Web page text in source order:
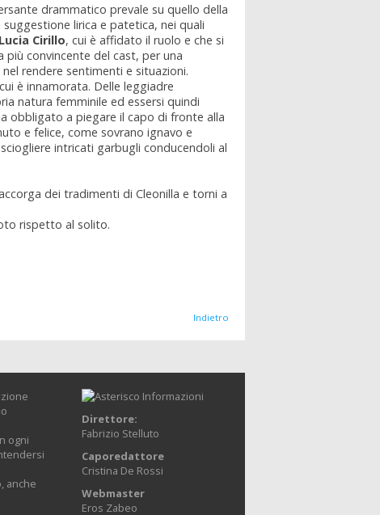
drammatico prevale su quello della
lirica e patetica, nei quali
Lucia Cirillo, cui è affidato il ruolo e che si
più convincente del cast, per una
rendere sentimenti e situazioni.
è innamorata. Delle leggiadre
natura femminile ed essersi quindi
obbligato a piegare il capo di fronte alla
e felice, come sovrano ignavo e
intricati garbugli conducendoli al
dei tradimenti di Cleonilla e torni a
rispetto al solito.
Indietro
ogni
anche
Direttore:
Fabrizio Stelluto
Caporedattore
Cristina De Rossi
Webmaster
Eros Zabeo